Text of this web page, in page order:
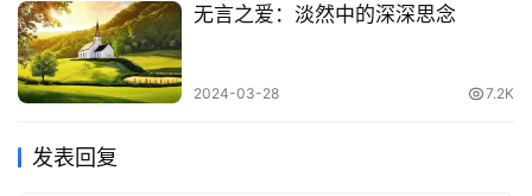
无言之爱：淡然中的深深思念
2024-03-28 7.2K
发表回复